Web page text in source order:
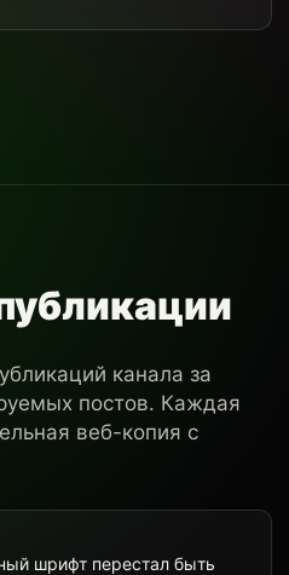
канала за
постов. Каждая
веб-копия с
шрифт перестал быть